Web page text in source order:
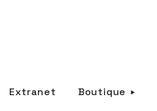
Extranet Boutique